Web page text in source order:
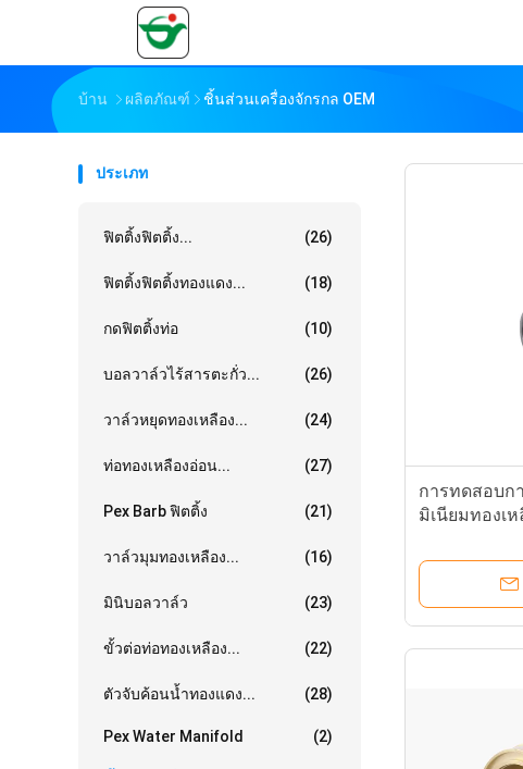
บ้าน ผลิตภัณฑ์ ชิ้นส่วนเครื่องจักรกล OEM
ประเภท
ฟิตติ้งฟิตติ้ง... (26)
ฟิตติ้งฟิตติ้งทองแดง... (18)
กดฟิตติ้งท่อ (10)
บอลวาล์วไร้สารตะกั่ว... (26)
วาล์วหยุดทองเหลือง... (24)
ท่อทองเหลืองอ่อน... (27)
Pex Barb ฟิตติ้ง (21)
วาล์วมุมทองเหลือง... (16)
มินิบอลวาล์ว (23)
ขั้วต่อท่อทองเหลือง... (22)
ตัวจับค้อนน้ำทองแดง... (28)
Pex Water Manifold (2)
การทดสอบก
มิเนียมทองเ